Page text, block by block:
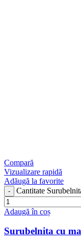
Compară
Vizualizare rapidă
Adăugă la favorite
Cantitate
Adaugă în coș
Surubelnita cu